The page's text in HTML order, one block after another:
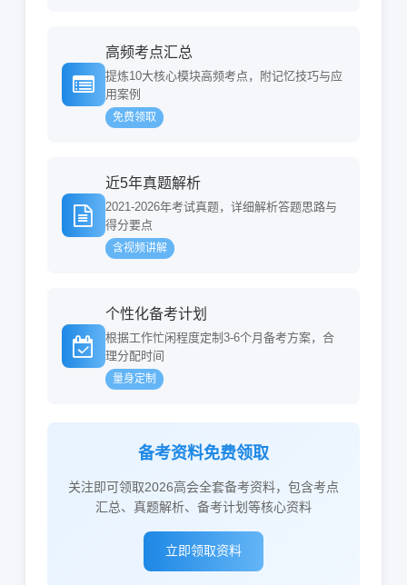
高频考点汇总
提炼10大核心模块高频考点，附记忆技巧与应
用案例
免费领取
近5年真题解析
2021-2026年考试真题，详细解析答题思路与
得分要点
含视频讲解
个性化备考计划
根据工作忙闲程度定制3-6个月备考方案，合
理分配时间
量身定制
备考资料免费领取
关注即可领取2026高会全套备考资料，包含考点
汇总、真题解析、备考计划等核心资料
立即领取资料